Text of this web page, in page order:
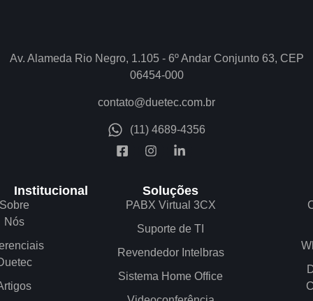
Av. Alameda Rio Negro, 1.105 - 6º Andar Conjunto 63, CEP
06454-000
contato@duetec.com.br
(11) 4689-4356
Institucional
Nós
Soluções
PABX Virtual 3CX
Suporte de TI
Revendedor Intelbras
Sistema Home Office